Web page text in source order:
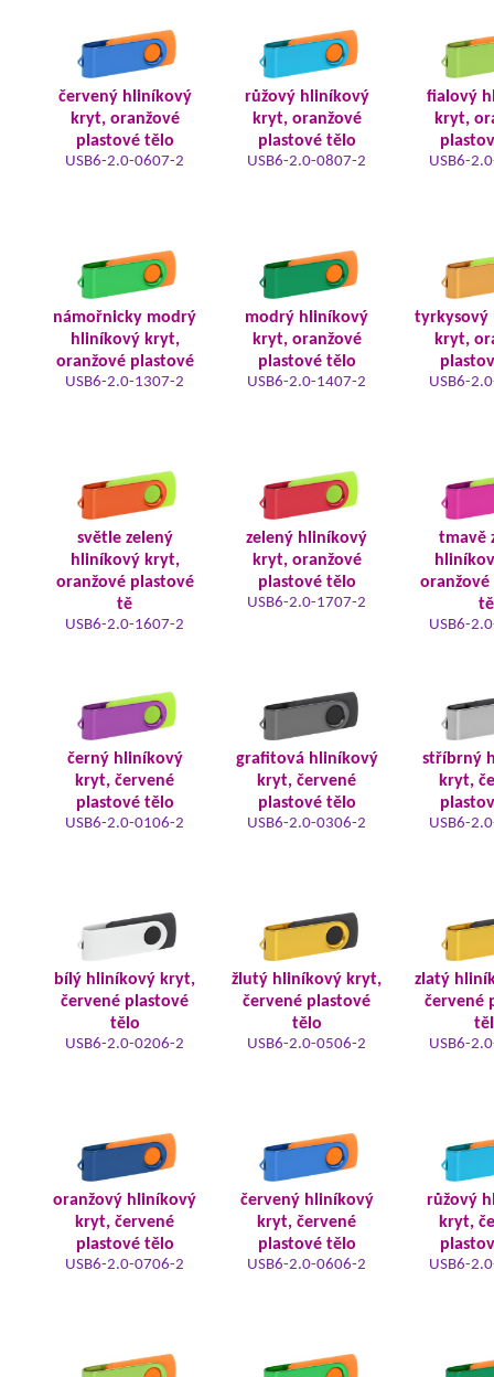
červený hliníkový
kryt, oranžové
plastové tělo
USB6-2.0-0607-2
růžový hliníkový
kryt, oranžové
plastové tělo
USB6-2.0-0807-2
fialový
kryt,
USB6-
námořnicky modrý
hliníkový kryt,
oranžové plastové
USB6-2.0-1307-2
modrý hliníkový
kryt, oranžové
plastové tělo
USB6-2.0-1407-2
tyrkysový
kryt,
USB6-
světle zelený
hliníkový kryt,
oranžové plastové
tě
USB6-2.0-1607-2
zelený hliníkový
kryt, oranžové
plastové tělo
USB6-2.0-1707-2
tmavě
oranžové
USB6-
černý hliníkový
kryt, červené
plastové tělo
USB6-2.0-0106-2
grafitová hliníkový
kryt, červené
plastové tělo
USB6-2.0-0306-2
stříbrný
kryt,
USB6-
bílý hliníkový kryt,
červené plastové
tělo
USB6-2.0-0206-2
žlutý hliníkový kryt,
červené plastové
tělo
USB6-2.0-0506-2
zlatý
červené
USB6-
oranžový hliníkový
kryt, červené
plastové tělo
USB6-2.0-0706-2
červený hliníkový
kryt, červené
plastové tělo
USB6-2.0-0606-2
růžový
kryt,
USB6-